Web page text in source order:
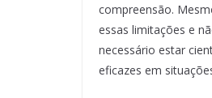
compreensão.
essas limitações e
necessário estar
eficazes em